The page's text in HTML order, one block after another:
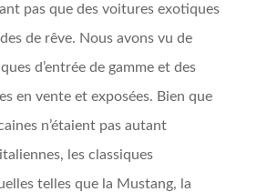
pas que des voitures exotiques
de rêve. Nous avons vu de
d’entrée de gamme et des
en vente et exposées. Bien que
n’étaient pas autant
les classiques
telles que la Mustang, la